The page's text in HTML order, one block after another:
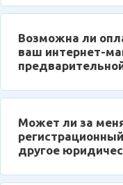
Возможна ли
ваш интернет-
Может ли за
другое